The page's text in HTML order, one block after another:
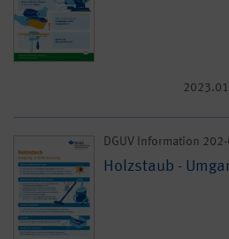
2023.01
DGUV Information
Holzstaub -